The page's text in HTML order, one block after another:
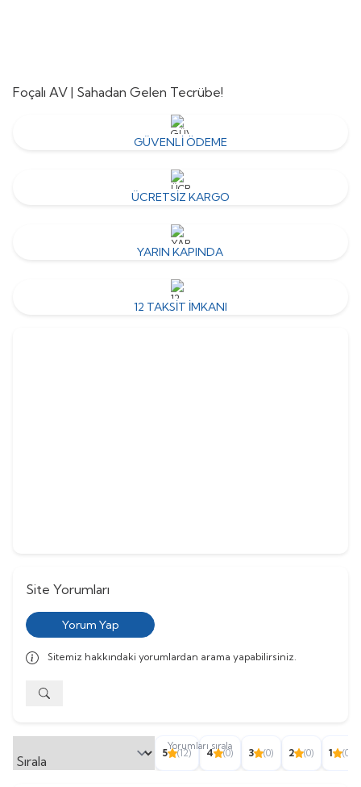
Foçalı AV | Sahadan Gelen Tecrübe!
GÜVENLİ ÖDEME
ÜCRETSİZ KARGO
YARIN KAPINDA
12 TAKSİT İMKANI
Site Yorumları
Yorum Yap
Sitemiz hakkındaki yorumlardan arama yapabilirsiniz.
Yorumları sırala
1 (0)
2 (0)
3 (0)
4 (0)
5 (12)